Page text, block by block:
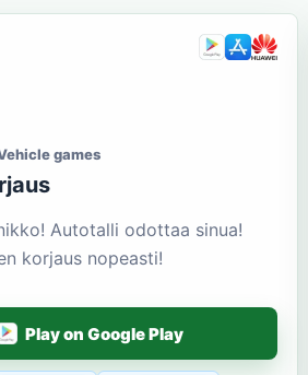
games
Autotalli odottaa sinua!
korjaus nopeasti!
Play on Google Play